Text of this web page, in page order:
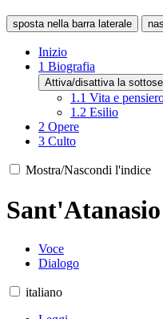
sposta nella barra laterale
Inizio
1 Biografia
Attiva/disattiva la
1.1 Vita e
1.2 Esilio
2 Opere
3 Culto
Mostra/Nascondi l'indice
Voce
Dialogo
italiano